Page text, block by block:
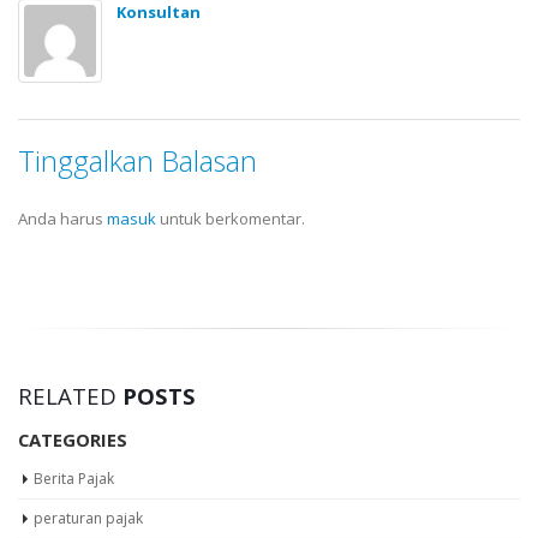
Konsultan
Tinggalkan Balasan
Anda harus masuk untuk berkomentar.
RELATED POSTS
CATEGORIES
Berita Pajak
peraturan pajak